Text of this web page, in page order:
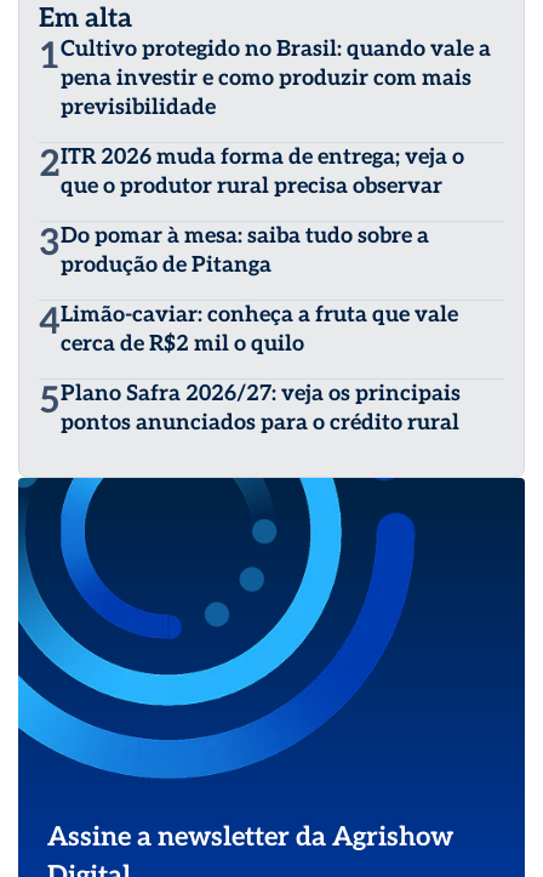
marketing e comunicação.
Em alta
1Cultivo protegido no Brasil: quando vale a
pena investir e como produzir com mais
previsibilidade
2ITR 2026 muda forma de entrega; veja o
que o produtor rural precisa observar
3Do pomar à mesa: saiba tudo sobre a
produção de Pitanga
4Limão-caviar: conheça a fruta que vale
cerca de R$2 mil o quilo
5Plano Safra 2026/27: veja os principais
pontos anunciados para o crédito rural
Assine a newsletter da Agrishow